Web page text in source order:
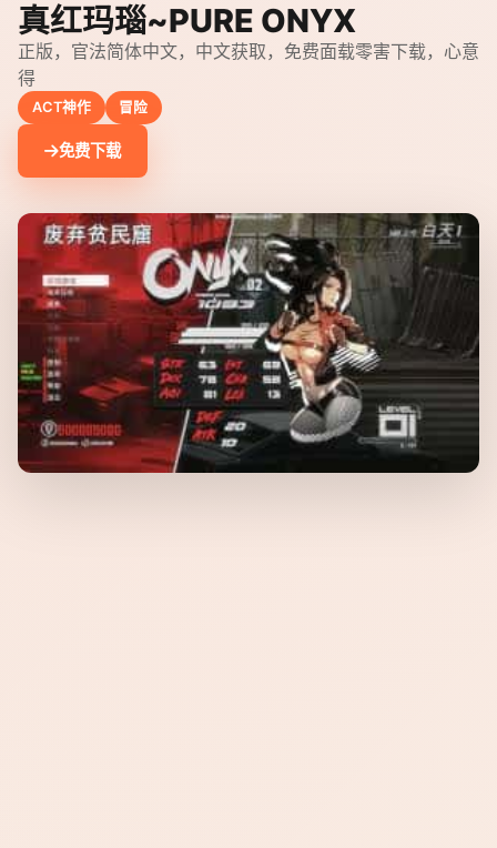
真红玛瑙~PURE ONYX
正版，官法简体中文，中文获取，免费面载零害下载，心意
得
ACT神作 冒险
免费下载